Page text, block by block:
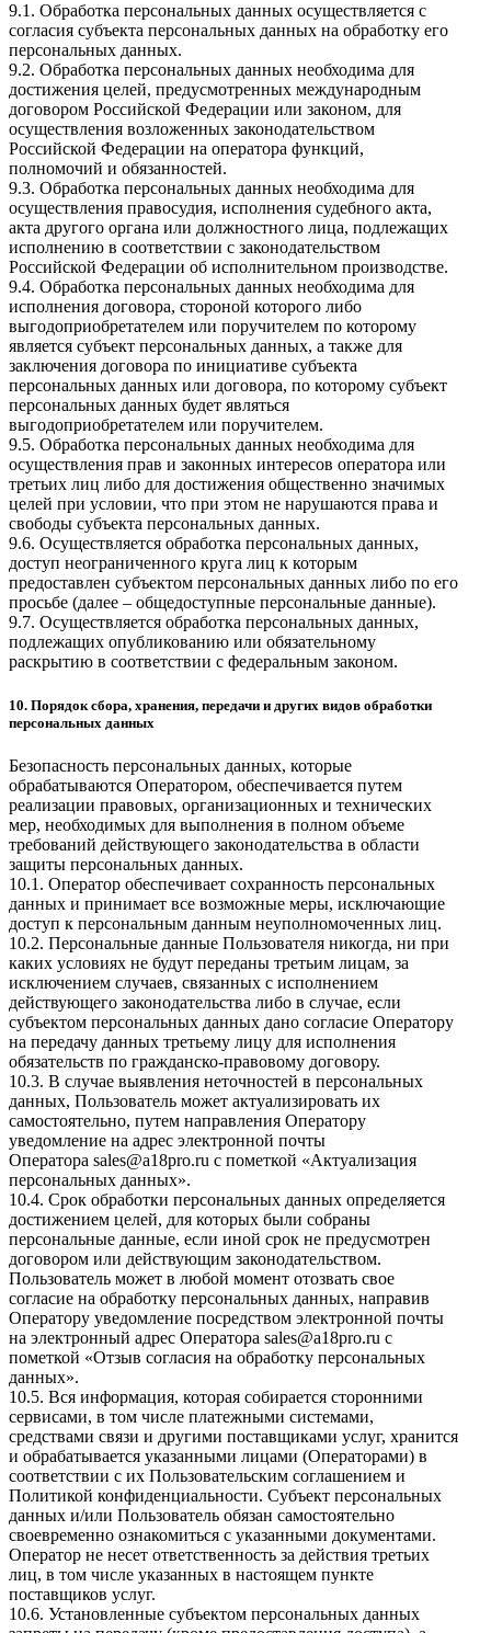
9.1. Обработка персональных данных осуществляется с
согласия субъекта персональных данных на обработку его
персональных данных.
9.2. Обработка персональных данных необходима для
достижения целей, предусмотренных международным
договором Российской Федерации или законом, для
осуществления возложенных законодательством
Российской Федерации на оператора функций,
полномочий и обязанностей.
9.3. Обработка персональных данных необходима для
осуществления правосудия, исполнения судебного акта,
акта другого органа или должностного лица, подлежащих
исполнению в соответствии с законодательством
Российской Федерации об исполнительном производстве.
9.4. Обработка персональных данных необходима для
исполнения договора, стороной которого либо
выгодоприобретателем или поручителем по которому
является субъект персональных данных, а также для
заключения договора по инициативе субъекта
персональных данных или договора, по которому субъект
персональных данных будет являться
выгодоприобретателем или поручителем.
9.5. Обработка персональных данных необходима для
осуществления прав и законных интересов оператора или
третьих лиц либо для достижения общественно значимых
целей при условии, что при этом не нарушаются права и
свободы субъекта персональных данных.
9.6. Осуществляется обработка персональных данных,
доступ неограниченного круга лиц к которым
предоставлен субъектом персональных данных либо по его
просьбе (далее – общедоступные персональные данные).
9.7. Осуществляется обработка персональных данных,
подлежащих опубликованию или обязательному
раскрытию в соответствии с федеральным законом.
10. Порядок сбора, хранения, передачи и других видов обработки
персональных данных
Безопасность персональных данных, которые
обрабатываются Оператором, обеспечивается путем
реализации правовых, организационных и технических
мер, необходимых для выполнения в полном объеме
требований действующего законодательства в области
защиты персональных данных.
10.1. Оператор обеспечивает сохранность персональных
данных и принимает все возможные меры, исключающие
доступ к персональным данным неуполномоченных лиц.
10.2. Персональные данные Пользователя никогда, ни при
каких условиях не будут переданы третьим лицам, за
исключением случаев, связанных с исполнением
действующего законодательства либо в случае, если
субъектом персональных данных дано согласие Оператору
на передачу данных третьему лицу для исполнения
обязательств по гражданско-правовому договору.
10.3. В случае выявления неточностей в персональных
данных, Пользователь может актуализировать их
самостоятельно, путем направления Оператору
уведомление на адрес электронной почты
Оператора sales@a18pro.ru с пометкой «Актуализация
персональных данных».
10.4. Срок обработки персональных данных определяется
достижением целей, для которых были собраны
персональные данные, если иной срок не предусмотрен
договором или действующим законодательством.
Пользователь может в любой момент отозвать свое
согласие на обработку персональных данных, направив
Оператору уведомление посредством электронной почты
на электронный адрес Оператора sales@a18pro.ru с
пометкой «Отзыв согласия на обработку персональных
данных».
10.5. Вся информация, которая собирается сторонними
сервисами, в том числе платежными системами,
средствами связи и другими поставщиками услуг, хранится
и обрабатывается указанными лицами (Операторами) в
соответствии с их Пользовательским соглашением и
Политикой конфиденциальности. Субъект персональных
данных и/или Пользователь обязан самостоятельно
своевременно ознакомиться с указанными документами.
Оператор не несет ответственность за действия третьих
лиц, в том числе указанных в настоящем пункте
поставщиков услуг.
10.6. Установленные субъектом персональных данных